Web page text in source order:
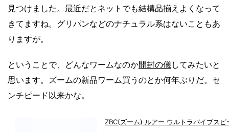
見つけました。最近だとネットでも結構品揃えよくなって
きてますね。グリパンなどのナチュラル系はないこともあ
りますが。
ということで、どんなワームなのか開封の儀してみたいと
思います。ズームの新品ワーム買うのとか何年ぶりだ。セ
ンチピード以来かな。
ZBC(ズーム) ルアー ウルトラバイブス